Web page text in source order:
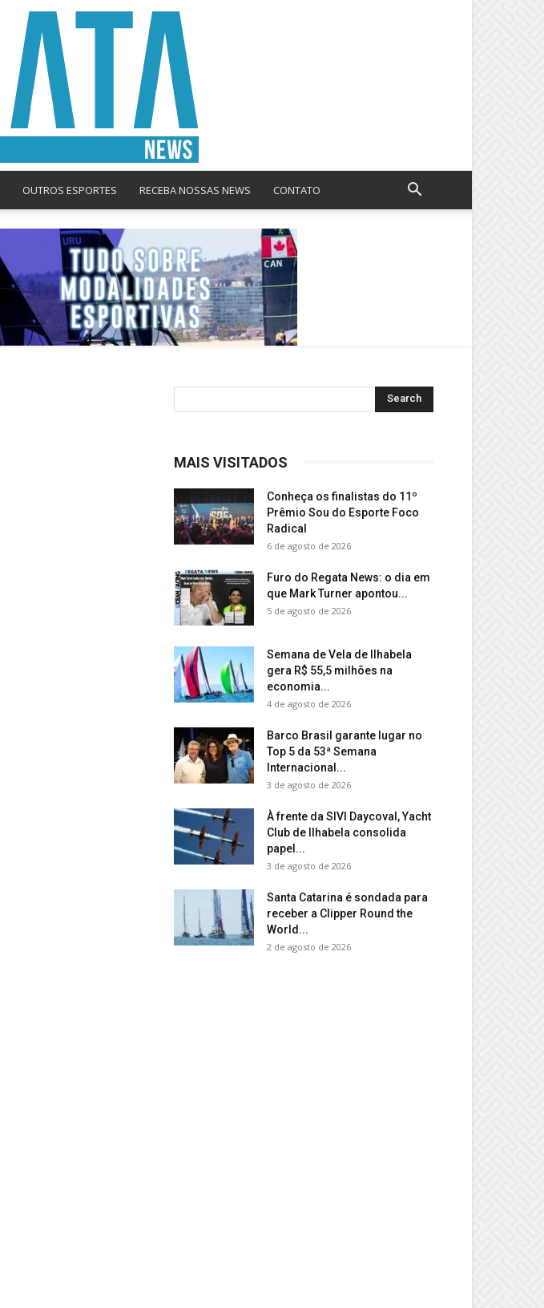
News
OUTROS ESPORTES RECEBA NOSSAS NEWS CONTATO
MAIS VISITADOS
Conheça os finalistas do 11º
Prêmio Sou do Esporte Foco
Radical
6 de agosto de 2026
Furo do Regata News: o dia em
que Mark Turner apontou...
5 de agosto de 2026
Semana de Vela de Ilhabela
gera R$ 55,5 milhões na
economia...
4 de agosto de 2026
Barco Brasil garante lugar no
Top 5 da 53ª Semana
Internacional...
3 de agosto de 2026
À frente da SIVI Daycoval, Yacht
Club de Ilhabela consolida
papel...
3 de agosto de 2026
Santa Catarina é sondada para
receber a Clipper Round the
World...
2 de agosto de 2026